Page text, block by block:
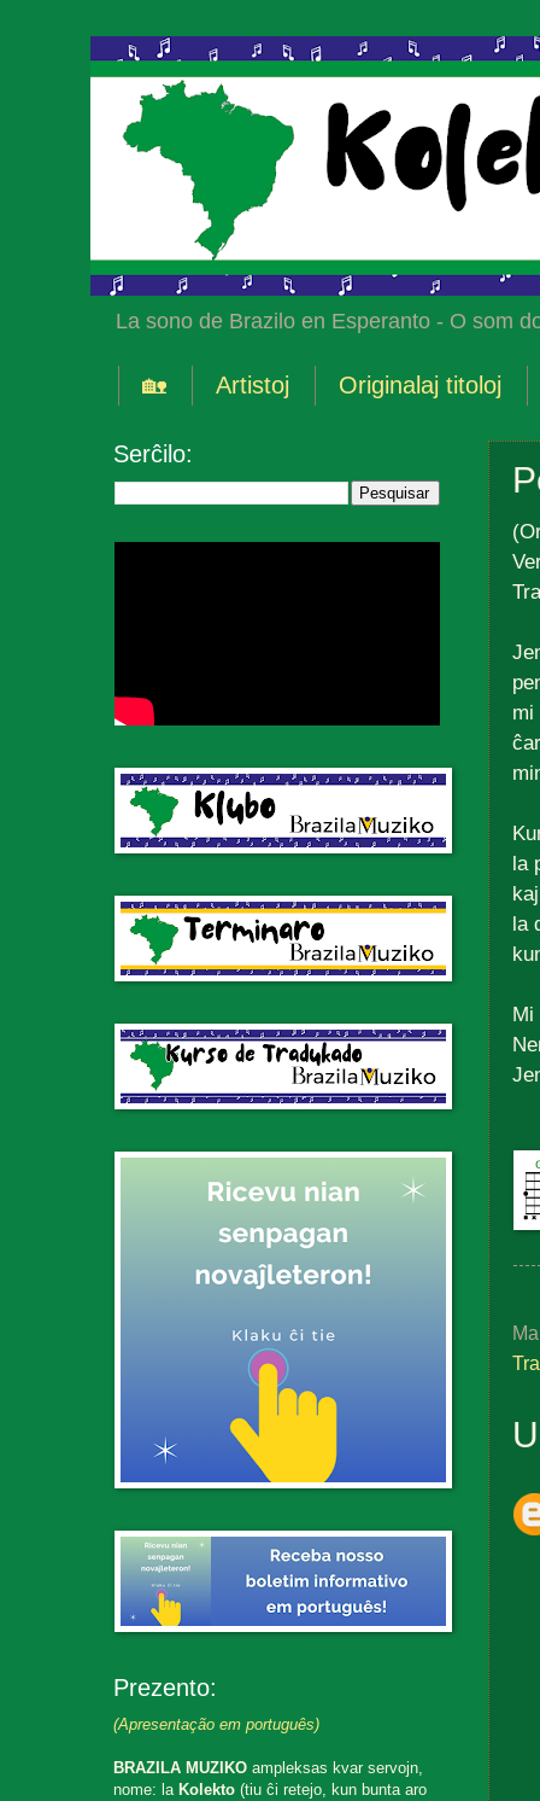
La sono de Brazilo en Esperanto - O som
🏡 Artistoj Originalaj titoloj
mi
la
la
Mi
Serĉilo:
Prezento:
(Apresentação em português)
BRAZILA MUZIKO ampleksas kvar servojn,
nome: la Kolekto (tiu ĉi retejo, kun bunta aro